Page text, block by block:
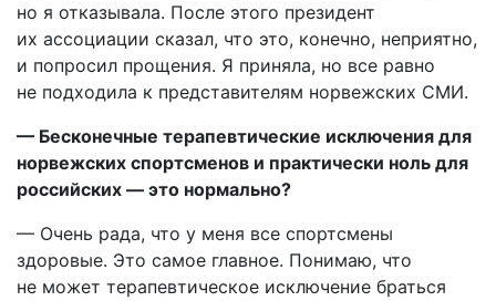
но я отказывала. После этого президент
их ассоциации сказал, что это, конечно, неприятно,
и попросил прощения. Я приняла, но все равно
не подходила к представителям норвежских СМИ.
— Бесконечные терапевтические исключения для
норвежских спортсменов и практически ноль для
российских — это нормально?
— Очень рада, что у меня все спортсмены
здоровые. Это самое главное. Понимаю, что
не может терапевтическое исключение браться